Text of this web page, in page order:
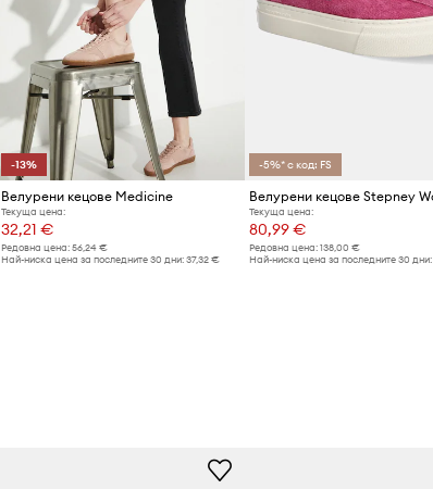
-13%
Велурени кецове Medicine
Текуща цена:
32,21 €
Редовна цена: 56,24 €
Най-ниска цена за последните 30 дни: 37,32 €
-5%* с код: FS
Текуща цена:
80,99 €
Редовна цена: 138,00 €
Най-ниска цена за последните 30 дни: